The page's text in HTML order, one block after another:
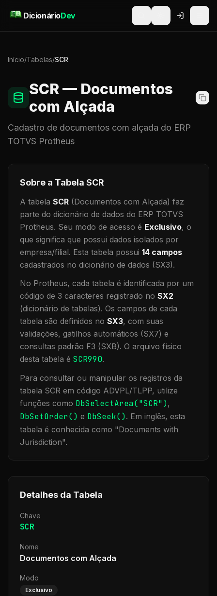
DicionárioDev
Início/Tabelas/SCR
SCR — Documentos
com Alçada
Cadastro de documentos com alçada do ERP
TOTVS Protheus
Sobre a Tabela SCR
A tabela SCR (Documentos com Alçada) faz
parte do dicionário de dados do ERP TOTVS
Protheus. Seu modo de acesso é Exclusivo, o
que significa que possui dados isolados por
empresa/filial. Esta tabela possui 14 campos
cadastrados no dicionário de dados (SX3).
No Protheus, cada tabela é identificada por um
código de 3 caracteres registrado no SX2
(dicionário de tabelas). Os campos de cada
tabela são definidos no SX3, com suas
validações, gatilhos automáticos (SX7) e
consultas padrão F3 (SXB). O arquivo físico
desta tabela é SCR990.
Para consultar ou manipular os registros da
tabela SCR em código ADVPL/TLPP, utilize
funções como DbSelectArea("SCR"),
DbSetOrder() e DbSeek(). Em inglês, esta
tabela é conhecida como "Documents with
Jurisdiction".
Detalhes da Tabela
Chave
SCR
Nome
Documentos com Alçada
Modo
Exclusivo